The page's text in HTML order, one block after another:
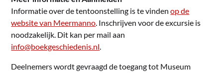
Informatie over de tentoonstelling is te vindenop de
website van Meermanno. Inschrijven voor de excursie is
noodzakelijk. Dit kan per mail aan
info@boekgeschiedenis.nl.
Deelnemers wordt gevraagd de toegang tot Museum